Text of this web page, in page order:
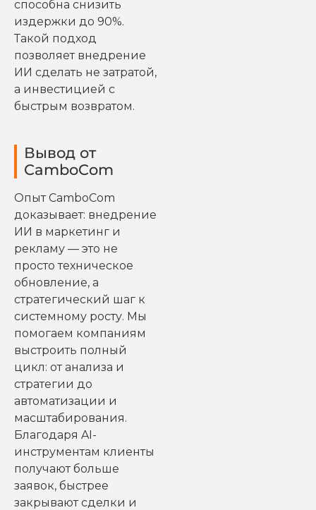
способна снизить
издержки до 90%.
Такой подход
позволяет внедрение
ИИ сделать не затратой,
а инвестицией с
быстрым возвратом.
Вывод от
CamboCom
Опыт CamboCom
доказывает: внедрение
ИИ в маркетинг и
рекламу — это не
просто техническое
обновление, а
стратегический шаг к
системному росту. Мы
помогаем компаниям
выстроить полный
цикл: от анализа и
стратегии до
автоматизации и
масштабирования.
Благодаря AI-
инструментам клиенты
получают больше
заявок, быстрее
закрывают сделки и